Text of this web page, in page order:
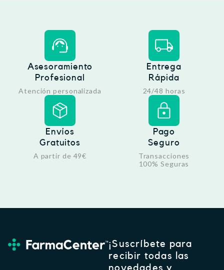
Asesoramiento
Profesional
Atención personalizada
Entrega
Rápida
24/48 horas
Envíos
Gratuitos
A partir de 49€
Pago
Seguro
Transacciones
100% Seguras
¡Suscríbete para
recibir todas las
novedades y